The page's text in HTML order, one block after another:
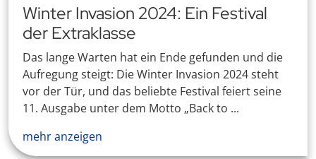
Winter Invasion 2024: Ein Festival
der Extraklasse
Das lange Warten hat ein Ende gefunden und die
Aufregung steigt: Die Winter Invasion 2024 steht
vor der Tür, und das beliebte Festival feiert seine
11. Ausgabe unter dem Motto „Back to ...
mehr anzeigen